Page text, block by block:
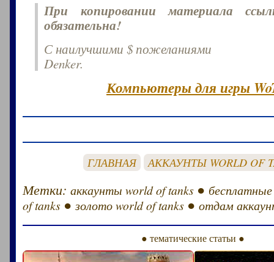
При копировании материала
обязательна!
С наилучшими $ пожеланиями
Denker.
Компьютеры для игры
ГЛАВНАЯ АККАУНТЫ WORLD OF
Метки:аккаунты world of tanks ●
of tanks ●золото world of tanks ●отдам
● тематические статьи ●